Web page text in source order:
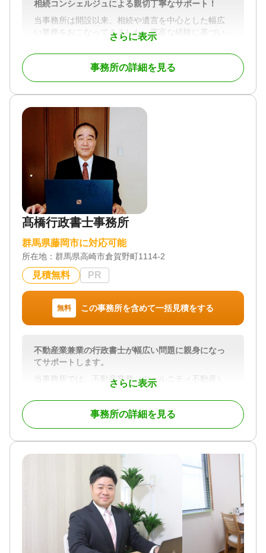
さらに表示
相続コンシェルジュによる親切丁寧なサポート！
当事務所は開設以来、相続や遺言を中心とした幅広
い業務をおこなってきました。豊富な経験に基づい
たきめ細かな相談対応で、地域の皆様のお悩みを解
消すべく努めております。また、相続コンシェルジ
ュとして、相続に関することは何でも相談できるの
も強みです。初回相談料無料なので、小さなお悩み
事務所はJR高崎駅より車で15分ほどの場所にありま
す。駅から少し遠めですが、訪問相談や電話相談が
可能なので、ご安心ください。
19時以降や土日相談など個々の事情にあわせたきめ
細かい対応をいたします。
また複数の司法書士、税理士、土地家屋調査士、社
会保険労務士、弁護士などと幅広く提携しておりま
す。不動産名義変更、相続税、未登記建物、相続争
いなどもご相談ください。それぞれふさわしいプロ
遺言書 / 遺産分割 / 相続財産調査 / 家族信託 / 相続手
続き / 銀行手続き / 戸籍収集 / 相続人調査
対応体制
電話相談可 / 訪問可 / 土日相談可 / 初回相談無料 / 18
時以降相談可
事務所の詳細を見る
髙橋行政書士事務所
群馬県藤岡市に対応可能
所在地： 群馬県高崎市倉賀野町1114-2
見積無料 PR
無料 この事務所を含めて一括見積をする
さらに表示
不動産業兼業の行政書士が幅広い問題に親身になっ
てサポートします。
当事務所では、不動産業務（ウェルニティ不動産）
兼業の行政書士が、相続に関する幅広いサポートを
行います。
提供するサービスは、
・ 遺言に関する相談対応、遺言書の起案、作成の
・ 法定相続人の調査など円滑な分割協議に向けた
・ 遺言の執行 など
相続手続きにおける不動産の取り扱いは、特に重
煩雑な書類手続きや法的な手続きをスムーズに進
めるために、専門家にお任せください。
当事務所では、
事務所の詳細を見る